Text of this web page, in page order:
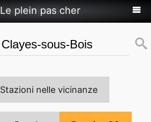
Le plein pas cher
Stazioni nelle vicinanze